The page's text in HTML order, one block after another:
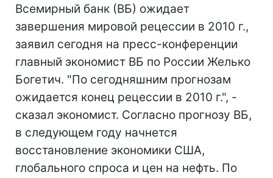
Всемирный банк (ВБ) ожидает
завершения мировой рецессии в 2010 г.,
заявил сегодня на пресс-конференции
главный экономист ВБ по России Желько
Богетич. "По сегодняшним прогнозам
ожидается конец рецессии в 2010 г.", -
сказал экономист. Согласно прогнозу ВБ,
в следующем году начнется
восстановление экономики США,
глобального спроса и цен на нефть. По